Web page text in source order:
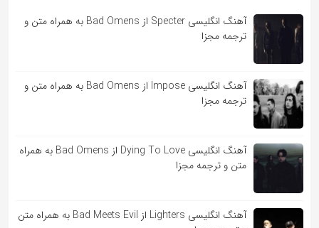
بگذارید.
لینک
آهنگ انگلیسی Specter از Bad Omens به همراه متن و
ترجمه مجزا
آهنگ انگلیسی Impose از Bad Omens به همراه متن و
ترجمه مجزا
آهنگ انگلیسی Dying To Love از Bad Omens به همراه
متن و ترجمه مجزا
آهنگ انگلیسی Lighters از Bad Meets Evil به همراه متن